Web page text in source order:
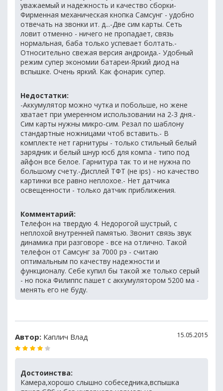
уважаемый и надежность и качество сборки-
Фирменная механическая кнопка Самсунг - удобно
отвечать на звонки ит. д...-Две сим карты. Сеть
ловит отменно - ничего не пропадает, связь
нормальная, баба только успевает болтать.-
Относительно свежая версия андроида.- Удобный
режим супер экономии батареи-Яркий диод на
вспышке. Очень яркий. Как фонарик супер.
Недостатки:
-Аккумулятор можно чутка и побольше, но жене
хватает при умеренном использовании на 2-3 дня.-
Сим карты нужны микро-сим. Резал по шаблону
стандартные ножницами чтоб вставить.- В
комплекте нет гарнитуры - только стильный белый
зарядник и белый шнур юсб для компа - типо под
айфон все белое. Гарнитура так то и не нужна по
большому счету.-Дисплей ТФТ (не ips) - но качество
картинки все равно неплохое.- Нет датчика
освещенности - только датчик приближения.
Комментарий:
Телефон на твердую 4. Недорогой шустрый, с
неплохой внутренней памятью. Звонит связь звук
динамика при разговоре - все на отлично. Такой
телефон от Самсунг за 7000 рэ - считаю
оптимальным по качеству надежности и
функционалу. Себе купил бы такой же только серый
- но пока Филиппс пашет с аккумулятором 5200 ма -
менять его не буду.
Автор: Каплич Влад 15.05.2015
Достоинства:
Камера,хорошо слышно собеседника,вспышка